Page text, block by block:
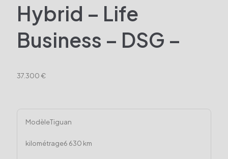
Hybrid – Life
Business – DSG –
37.300 €
ModèleTiguan
kilométrage6 630 km